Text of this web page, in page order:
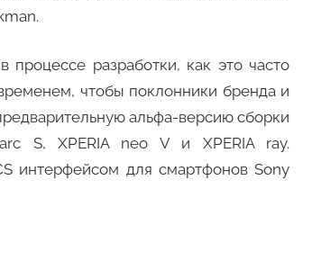
процессе разработки, как это часто
чтобы поклонники бренда и
альфа-версию сборки
S, XPERIA neo V и XPERIA ray.
интерфейсом для смартфонов Sony